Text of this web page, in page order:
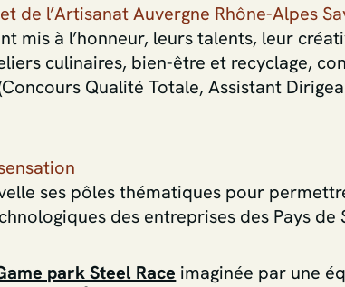
de l’Artisanat Auvergne Rhône-Alpes
mis à l’honneur, leurs talents, leur
culinaires, bien-être et recyclage,
Qualité Totale, Assistant
ses pôles thématiques pour
des entreprises des Pays de
park Steel Race imaginée par une